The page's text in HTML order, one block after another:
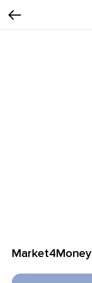
Market4Money